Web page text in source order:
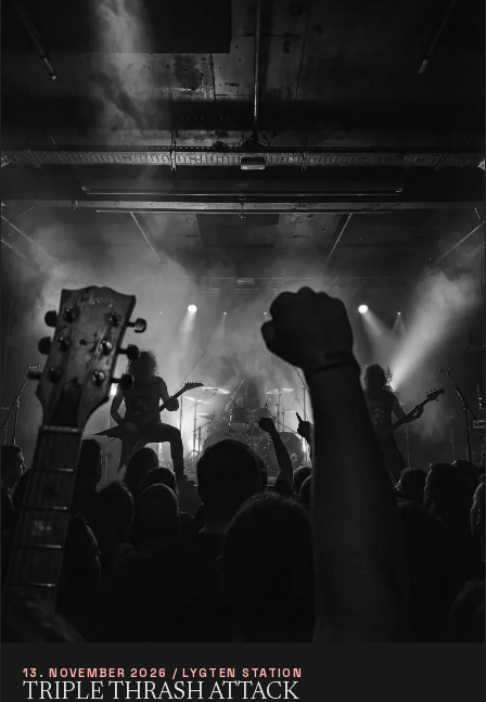
13. NOVEMBER 2026 / LYGTEN STATION
TRIPLE THRASH ATTACK